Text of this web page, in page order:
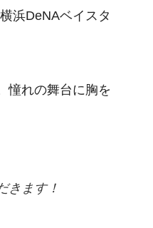
浜DeNAベイスタ
憧れの舞台に胸を
きます！